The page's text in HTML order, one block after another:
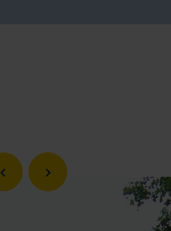
Vorige slideVolgende slide